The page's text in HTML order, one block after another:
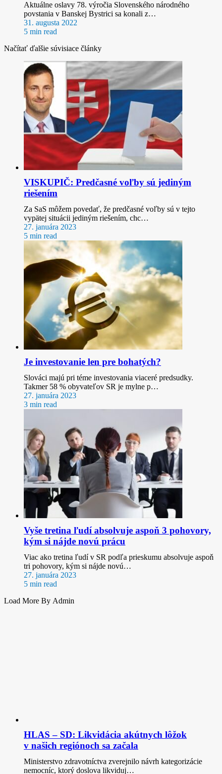
Aktuálne oslavy 78. výročia Slovenského národného
povstania v Banskej Bystrici sa konali z…
31. augusta 2022
5 min read
Načítať ďalšie súvisiace články
VISKUPIČ: Predčasné voľby sú jediným
riešením
Za SaS môžem povedať, že predčasné voľby sú v tejto
vypätej situácii jediným riešením, chc…
27. januára 2023
5 min read
Je investovanie len pre bohatých?
Slováci majú pri téme investovania viaceré predsudky.
Takmer 58 % obyvateľov SR je mylne p…
27. januára 2023
3 min read
Vyše tretina ľudí absolvuje aspoň 3 pohovory,
kým si nájde novú prácu
Viac ako tretina ľudí v SR podľa prieskumu absolvuje aspoň
tri pohovory, kým si nájde novú…
27. januára 2023
5 min read
Load More By Admin
HLAS – SD: Likvidácia akútnych lôžok
v našich regiónoch sa začala
Ministerstvo zdravotníctva zverejnilo návrh kategorizácie
nemocníc, ktorý doslova likviduj…